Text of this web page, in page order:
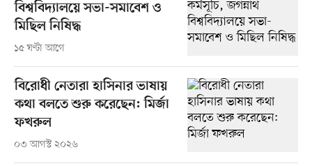
বিশ্ববিদ্যালয়ে সভা-সমাবেশ ও
মিছিল নিষিদ্ধ
১৫ ঘণ্টা আগে
বিরোধী নেতারা হাসিনার ভাষায়
কথা বলতে শুরু করেছেন: মির্জা
ফখরুল
০৩ আগস্ট ২০২৬